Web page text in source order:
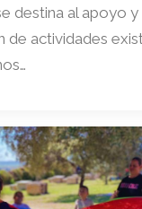
destina al apoyo y
de actividades